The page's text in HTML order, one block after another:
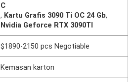
C
, Kartu Grafis 3090 Ti OC 24 Gb,
Nvidia Geforce RTX 3090TI
$1890-2150 pcs Negotiable
Kemasan karton